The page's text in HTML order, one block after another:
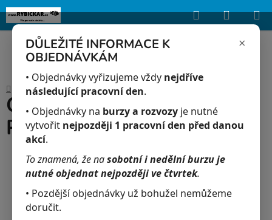
×
DŮLEŽITÉ INFORMACE K
OBJEDNÁVKÁM
• Objednávky vyřizujeme vždy nejdříve
následující pracovní den.
• Objednávky na burzy a rozvozy je nutné
vytvořit nejpozději 1 pracovní den před danou
akcí.
To znamená, že nasobotní i nedělní burzu je
nutné objednat nejpozději ve čtvrtek.
• Pozdější objednávky už bohužel nemůžeme
doručit.
Upozorňujeme, že uvedená skladová dostupnost je orientační a může se
lišit podle aktuálních objednávek a prodeje v reálném čase.
obsah
Hledat
KOŠÍK
DomůAkvaristika / Okounek Sklovitý - Parambassis ranga
Okounek Sklovitý -
Parambassis ranga